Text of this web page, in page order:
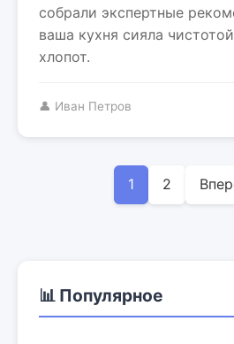
собрали экспертные
ваша кухня сияла
хлопот.
👤 Иван Петров
1 2
📊 Популярное